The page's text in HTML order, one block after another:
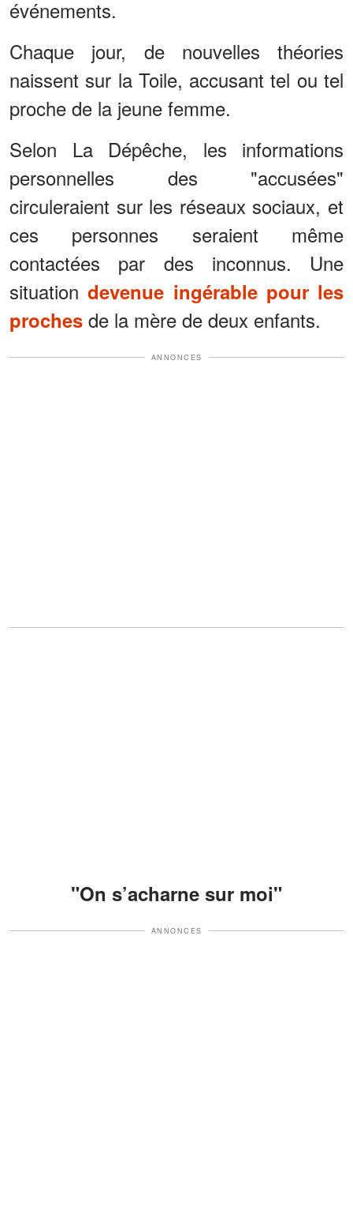
événements.
Chaque jour, de nouvelles théories
naissent sur la Toile, accusant tel ou tel
proche de la jeune femme.
Selon La Dépêche, les informations
personnelles des "accusées"
circuleraient sur les réseaux sociaux, et
ces personnes seraient même
contactées par des inconnus. Une
situationdevenue ingérable pour les
proches de la mère de deux enfants.
ANNONCES
"On s’acharne sur moi"
ANNONCES